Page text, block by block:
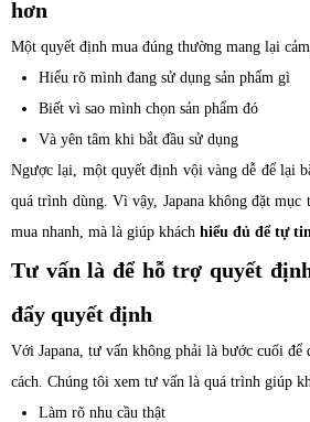
hơn
Một quyết định mua đúng thường mang lại
Hiểu rõ mình đang sử dụng sản phẩm gì
Biết vì sao mình chọn sản phẩm đó
Và yên tâm khi bắt đầu sử dụng
Ngược lại, một quyết định vội vàng dễ để lại
quá trình dùng. Vì vậy, Japana không đặt mục
mua nhanh, mà là giúp khách hiểu đủ để tự
Tư vấn là để hỗ trợ quyết
đẩy quyết định
Với Japana, tư vấn không phải là bước cuối để
cách. Chúng tôi xem tư vấn là quá trình giúp
Làm rõ nhu cầu thật